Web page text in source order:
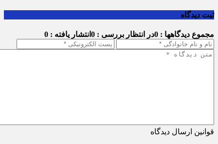
ثبت دیدگاه
مجموع دیدگاهها : 0 در انتظار بررسی : 0 انتشار یافته : 0
قوانین ارسال دیدگاه